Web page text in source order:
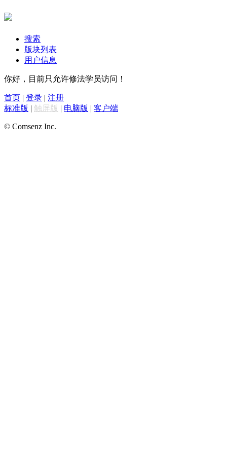
搜索
版块列表
用户信息
你好，目前只允许修法学员访问！
首页 | 登录 | 注册
标准版 | 触屏版 | 电脑版 | 客户端
© Comsenz Inc.